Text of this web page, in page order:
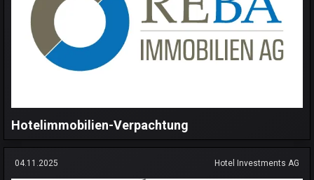
Hotelimmobilien-Verpachtung
04.11.2025 Hotel Investments AG